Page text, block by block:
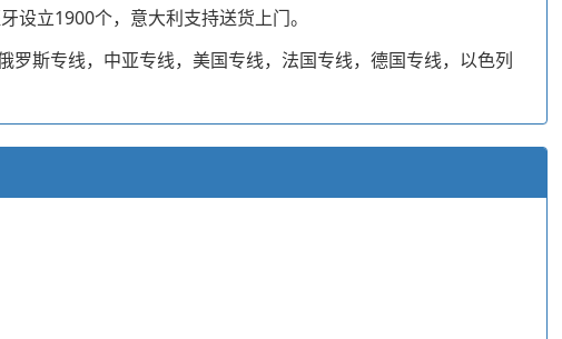
立1900个，意大利支持送货上门。
斯专线，中亚专线，美国专线，法国专线，德国专线，以色列